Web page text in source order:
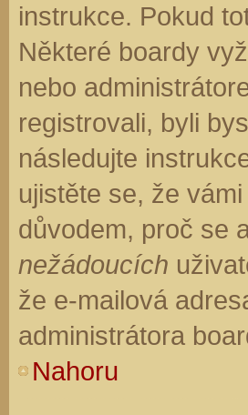
instrukce. Pokud
Některé boardy
nebo
registrovali, byli
následujte
ujistěte se, že
důvodem, proč se
nežádoucích
že e-mailová
administrátora
Nahoru